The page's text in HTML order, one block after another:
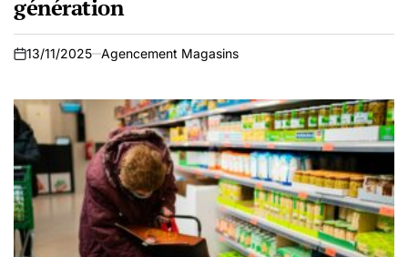
génération
on
13/11/2025 Agencement Magasins